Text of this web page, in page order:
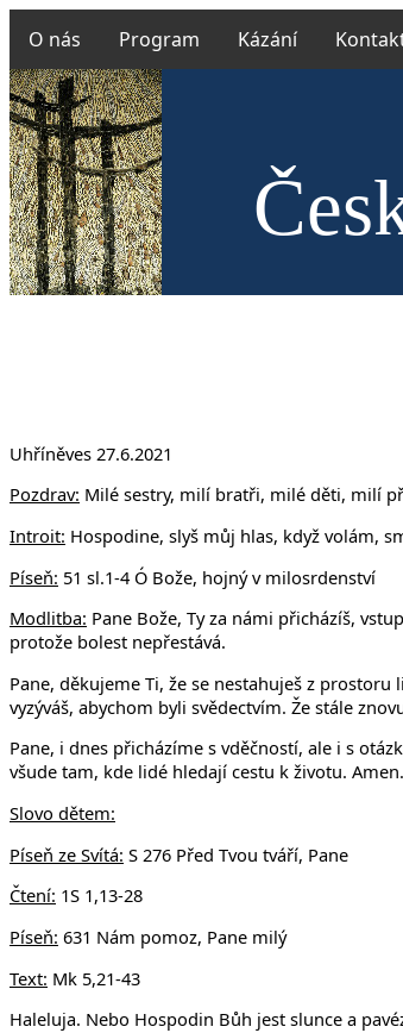
O nás Program Kázání
Uhříněves 27.6.2021
Pozdrav: Milé sestry, milí bratři, milé děti, milí
Introit: Hospodine, slyš můj hlas, když volám,
Píseň: 51 sl.1-4 Ó Bože, hojný v milosrdenství
Modlitba: Pane Bože, Ty za námi přicházíš,
protože bolest nepřestává.
Pane, děkujeme Ti, že se nestahuješ z
vyzýváš, abychom byli svědectvím. Že stále
Pane, i dnes přicházíme s vděčností, ale i s
všude tam, kde lidé hledají cestu k životu. Amen.
Slovo dětem:
Píseň ze Svítá: S 276 Před Tvou tváří, Pane
Čtení: 1S 1,13-28
Píseň: 631 Nám pomoz, Pane milý
Text: Mk 5,21-43
Haleluja. Nebo Hospodin Bůh jest slunce a